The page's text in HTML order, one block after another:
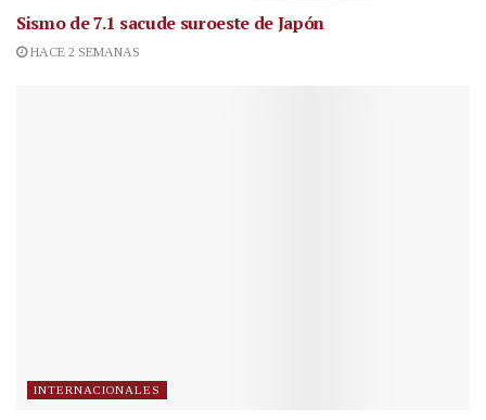
Sismo de 7.1 sacude suroeste de Japón
HACE 2 SEMANAS
INTERNACIONALES